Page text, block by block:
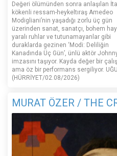
Değeri ölümünden sonra anlaşılan
kökenli ressam-heykeltıraş Amedeo
Modigliani’nin yaşadığı zorlu üç gün
üzerinden sanat, sanatçı, bohem
yaralı ruhlar ve tutunamayanlar gibi
duraklarda gezinen ‘Modi: Deliliğin
Kanadında Üç Gün’, ünlü aktör
imzasını taşıyor. Kayda değer bir
ama öz bir performans sergiliyor.
(HÜRRİYET/02.08/2026)
MURAT ÖZER / THE